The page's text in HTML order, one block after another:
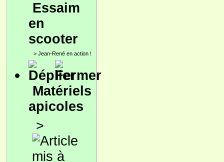
Essaim
en
scooter
> Jean-René en action !
Matériels
apicoles
>